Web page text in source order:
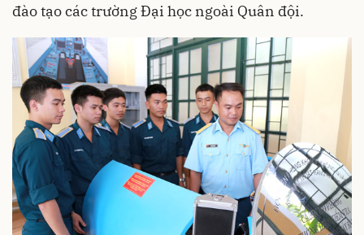
đào tạo các trường Đại học ngoài Quân đội.